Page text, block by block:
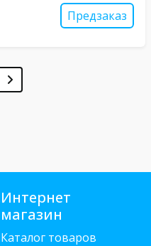
Предзаказ
Интернет
магазин
Каталог товаров